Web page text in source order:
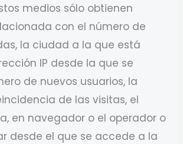
medios sólo obtienen
con el número de
la ciudad a la que está
IP desde la que se
de nuevos usuarios, la
de las visitas, el
en navegador o el operador o
desde el que se accede a la